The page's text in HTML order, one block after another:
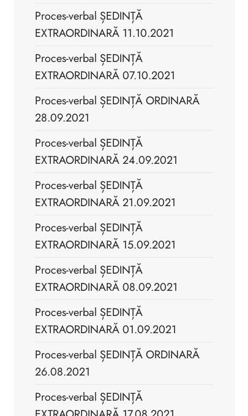
Proces-verbal ȘEDINȚĂ
EXTRAORDINARĂ 11.10.2021
Proces-verbal ȘEDINȚĂ
EXTRAORDINARĂ 07.10.2021
Proces-verbal ȘEDINȚĂ ORDINARĂ
28.09.2021
Proces-verbal ȘEDINȚĂ
EXTRAORDINARĂ 24.09.2021
Proces-verbal ȘEDINȚĂ
EXTRAORDINARĂ 21.09.2021
Proces-verbal ȘEDINȚĂ
EXTRAORDINARĂ 15.09.2021
Proces-verbal ȘEDINȚĂ
EXTRAORDINARĂ 08.09.2021
Proces-verbal ȘEDINȚĂ
EXTRAORDINARĂ 01.09.2021
Proces-verbal ȘEDINȚĂ ORDINARĂ
26.08.2021
Proces-verbal ȘEDINȚĂ